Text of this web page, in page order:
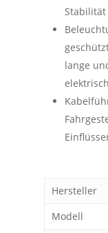
lange
Hersteller
Modell